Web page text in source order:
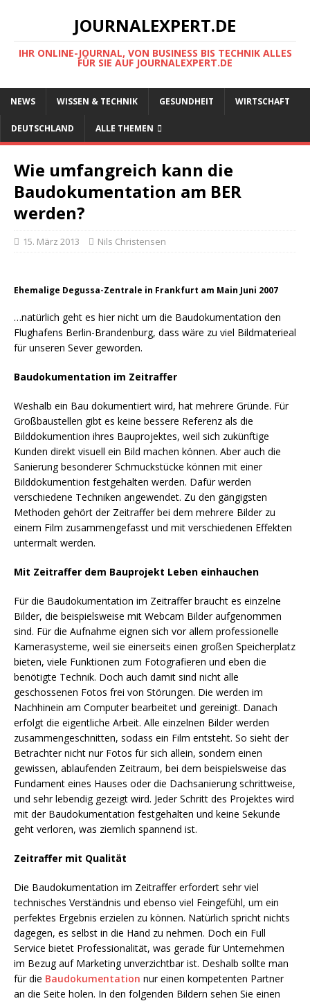
JOURNALEXPERT.DE
IHR ONLINE-JOURNAL, VON BUSINESS BIS TECHNIK ALLES
FÜR SIE AUF JOURNALEXPERT.DE
NEWS WISSEN & TECHNIK GESUNDHEIT WIRTSCHAFT
DEUTSCHLAND ALLE THEMEN
Wie umfangreich kann die
Baudokumentation am BER
werden?
15. März 2013 Nils Christensen
Ehemalige Degussa-Zentrale in Frankfurt am Main Juni 2007
…natürlich geht es hier nicht um die Baudokumentation den
Flughafens Berlin-Brandenburg, dass wäre zu viel Bildmaterieal
für unseren Sever geworden.
Baudokumentation im Zeitraffer
Weshalb ein Bau dokumentiert wird, hat mehrere Gründe. Für
Großbaustellen gibt es keine bessere Referenz als die
Bilddokumention ihres Bauprojektes, weil sich zukünftige
Kunden direkt visuell ein Bild machen können. Aber auch die
Sanierung besonderer Schmuckstücke können mit einer
Bilddokumention festgehalten werden. Dafür werden
verschiedene Techniken angewendet. Zu den gängigsten
Methoden gehört der Zeitraffer bei dem mehrere Bilder zu
einem Film zusammengefasst und mit verschiedenen Effekten
untermalt werden.
Mit Zeitraffer dem Bauprojekt Leben einhauchen
Für die Baudokumentation im Zeitraffer braucht es einzelne
Bilder, die beispielsweise mit Webcam Bilder aufgenommen
sind. Für die Aufnahme eignen sich vor allem professionelle
Kamerasysteme, weil sie einerseits einen großen Speicherplatz
bieten, viele Funktionen zum Fotografieren und eben die
benötigte Technik. Doch auch damit sind nicht alle
geschossenen Fotos frei von Störungen. Die werden im
Nachhinein am Computer bearbeitet und gereinigt. Danach
erfolgt die eigentliche Arbeit. Alle einzelnen Bilder werden
zusammengeschnitten, sodass ein Film entsteht. So sieht der
Betrachter nicht nur Fotos für sich allein, sondern einen
gewissen, ablaufenden Zeitraum, bei dem beispielsweise das
Fundament eines Hauses oder die Dachsanierung schrittweise,
und sehr lebendig gezeigt wird. Jeder Schritt des Projektes wird
mit der Baudokumentation festgehalten und keine Sekunde
geht verloren, was ziemlich spannend ist.
Zeitraffer mit Qualität
Die Baudokumentation im Zeitraffer erfordert sehr viel
technisches Verständnis und ebenso viel Feingefühl, um ein
perfektes Ergebnis erzielen zu können. Natürlich spricht nichts
dagegen, es selbst in die Hand zu nehmen. Doch ein Full
Service bietet Professionalität, was gerade für Unternehmen
im Bezug auf Marketing unverzichtbar ist. Deshalb sollte man
für die Baudokumentation nur einen kompetenten Partner
an die Seite holen. In den folgenden Bildern sehen Sie einen